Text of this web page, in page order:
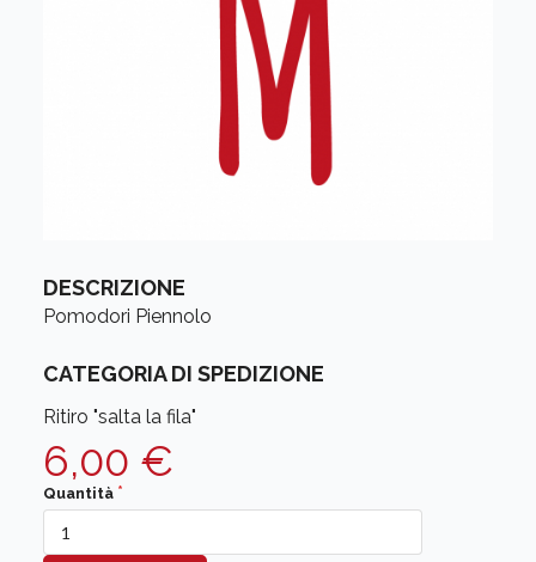
DESCRIZIONE
Pomodori Piennolo
CATEGORIA DI SPEDIZIONE
Ritiro "salta la fila"
6,00 €
Quantità